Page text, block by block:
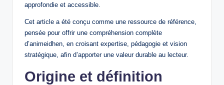
approfondie et accessible.
Cet article a été conçu comme une ressource de référence,
pensée pour offrir une compréhension complète
d’animeidhen, en croisant expertise, pédagogie et vision
stratégique, afin d’apporter une valeur durable au lecteur.
Origine et définition